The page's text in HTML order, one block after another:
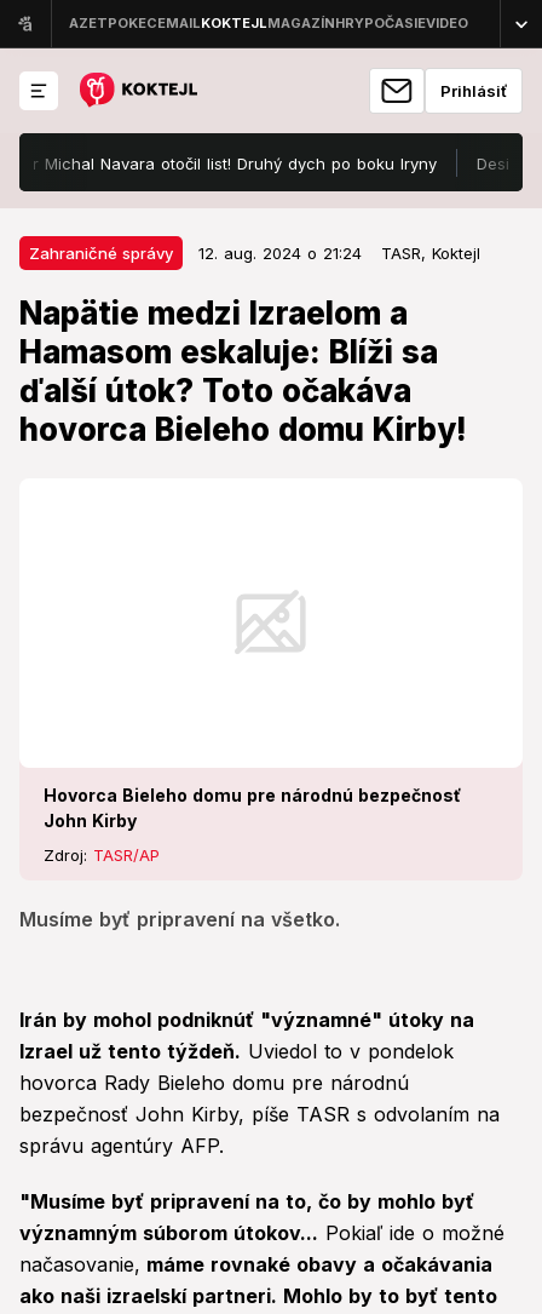
Prihlásiť
Navara otočil list! Druhý dych po boku Iryny Desivé
Zahraničné správy 12. aug. 2024 o 21:24 TASR, Koktejl
Napätie medzi Izraelom a
Hamasom eskaluje: Blíži sa
ďalší útok? Toto očakáva
hovorca Bieleho domu Kirby!
Hovorca Bieleho domu pre národnú bezpečnosť
John Kirby
Zdroj: TASR/AP
Musíme byť pripravení na všetko.
Zahraničné správy 12. aug. 2024 o 21:24
Napätie medzi Izraelom a
Hamasom eskaluje: Blíži sa ďalší
útok? Toto očakáva hovorca
Bieleho domu Kirby!
Irán by mohol podniknúť "významné" útoky na
Izrael už tento týždeň. Uviedol to v pondelok
hovorca Rady Bieleho domu pre národnú
bezpečnosť John Kirby, píše TASR s odvolaním na
správu agentúry AFP.
"Musíme byť pripravení na to, čo by mohlo byť
významným súborom útokov... Pokiaľ ide o možné
načasovanie, máme rovnaké obavy a očakávania
ako naši izraelskí partneri. Mohlo by to byť tento